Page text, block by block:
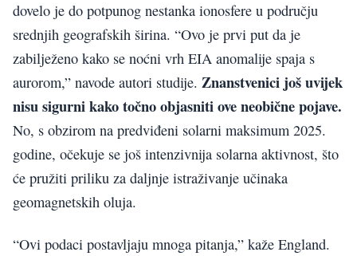
dovelo je do potpunog nestanka ionosfere u području
srednjih geografskih širina. “Ovo je prvi put da je
zabilježeno kako se noćni vrh EIA anomalije spaja s
aurorom,” navode autori studije. Znanstvenici još uvijek
nisu sigurni kako točno objasniti ove neobične pojave.
No, s obzirom na predviđeni solarni maksimum 2025.
godine, očekuje se još intenzivnija solarna aktivnost, što
će pružiti priliku za daljnje istraživanje učinaka
geomagnetskih oluja.
“Ovi podaci postavljaju mnoga pitanja,” kaže England.